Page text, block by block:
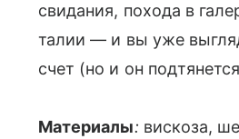
свидания, похода в
талии — и вы уже
счет (но и он
Материалы: вискоза,